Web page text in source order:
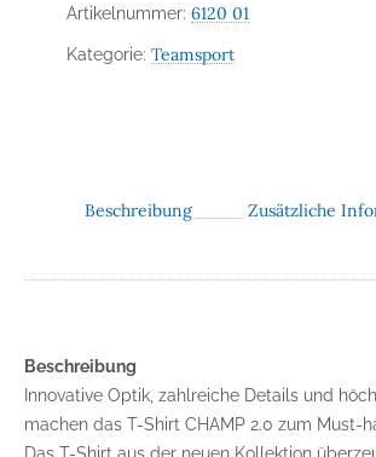
Artikelnummer: 6120 01
Kategorie: Teamsport
Beschreibung Zusätzliche
Beschreibung
Innovative Optik, zahlreiche Details und
machen das T-Shirt CHAMP 2.0 zum Must-
Das T-Shirt aus der neuen Kollektion